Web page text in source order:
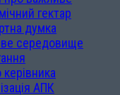
гектар
думка
середовище
АПК